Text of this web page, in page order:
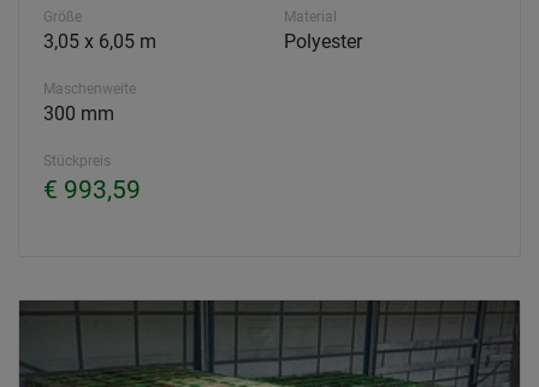
Größe
3,05 x 6,05 m
Material
Polyester
Maschenweite
300 mm
Stückpreis
€ 993,59